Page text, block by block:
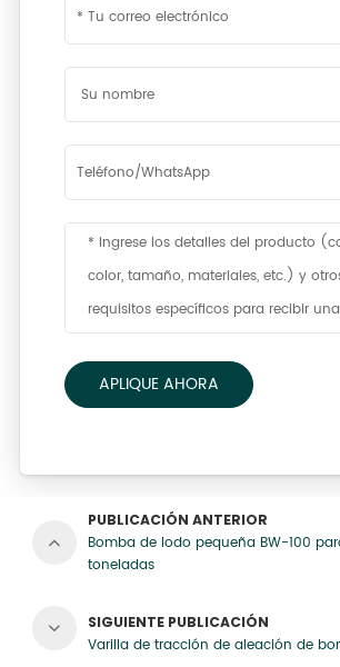
APLIQUE AHORA
PUBLICACIÓN ANTERIOR
Bomba de lodo pequeña BW-100
toneladas
SIGUIENTE PUBLICACIÓN
Varilla de tracción de aleación de